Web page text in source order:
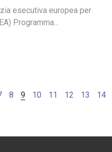
esecutiva europea per
Programma...
8 9 10 11 12 13 14